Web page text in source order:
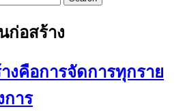
ก่อสร้าง
งคือการจัดการทุกราย
การ